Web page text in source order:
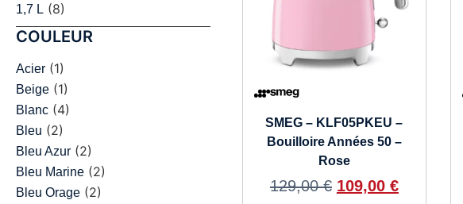
1,7 L (8)
COULEUR
Acier (1)
Beige (1)
Blanc (4)
Bleu (2)
Bleu Azur (2)
Bleu Marine (2)
Bleu Orage (2)
SMEG – KLF05PKEU –
Bouilloire Années 50 –
Rose
129,00€ 109,00 €